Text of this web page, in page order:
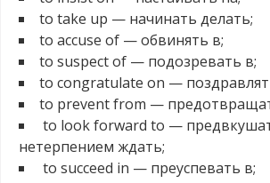
to take up — начинать делать;
to accuse of — обвинять в;
to suspect of — подозревать в;
to congratulate on —
to prevent from —
to look forward to —
нетерпением ждать;
to succeed in — преуспевать в;